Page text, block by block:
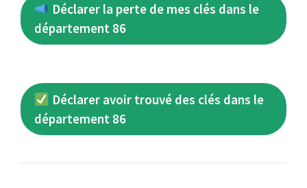
Déclarer la perte de mes clés dans le
département 86
Déclarer avoir trouvé des clés dans le
département 86